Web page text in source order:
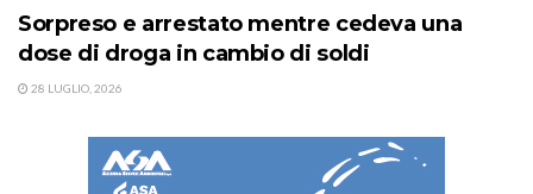
Sorpreso e arrestato mentre cedeva una
dose di droga in cambio di soldi
28 LUGLIO, 2026